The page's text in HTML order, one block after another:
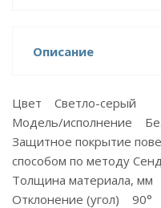
Описание
Цвет Светло-серый
Модель/исполнение
Защитное покрытие
способом по методу
Толщина материала,
Отклонение (угол) 90°